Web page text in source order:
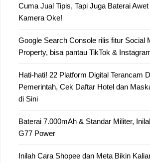
Cuma Jual Tipis, Tapi Juga Baterai Awet
Kamera Oke!
Google Search Console rilis fitur Social
Property, bisa pantau TikTok &
Hati-hati! 22 Platform Digital Terancam
Pemerintah, Cek Daftar Hotel dan
di Sini
Baterai 7.000mAh & Standar Militer,
G77 Power
Inilah Cara Shopee dan Meta Bikin